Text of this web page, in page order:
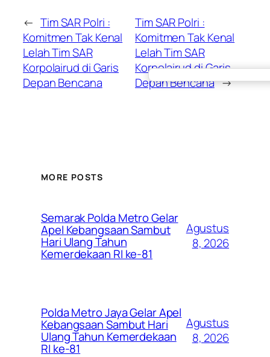
← Tim SAR Polri :
Komitmen Tak Kenal
Lelah Tim SAR
Korpolairud di Garis
Depan Bencana
Tim SAR Polri :
Komitmen Tak Kenal
Lelah Tim SAR
Korpolairud di Garis
Depan Bencana →
MORE POSTS
Semarak Polda Metro Gelar
Apel Kebangsaan Sambut
Hari Ulang Tahun
Kemerdekaan RI ke-81
Agustus
8, 2026
Polda Metro Jaya Gelar Apel
Kebangsaan Sambut Hari
Ulang Tahun Kemerdekaan
RI ke-81
Agustus
8, 2026